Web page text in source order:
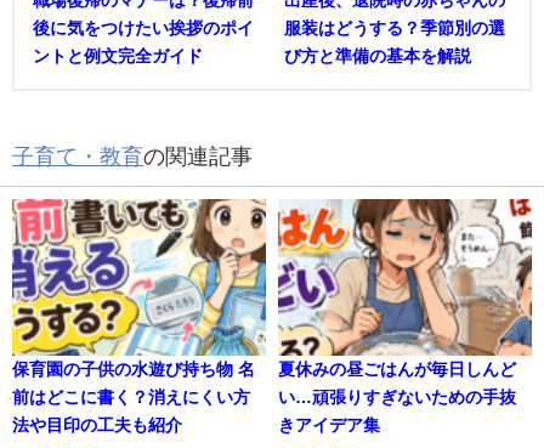
後に気をつけたい挨拶のポイ
ントと例文完全ガイド
服装はどうする？季節別の選
び方と準備の基本を解説
子育て・教育の関連記事
保育園の子供の水遊び持ち物 名
前はどこに書く？消えにくい方
法や目印の工夫も紹介
夏休みの昼ごはんが毎日しんど
い…頑張りすぎないための手抜
きアイデア集